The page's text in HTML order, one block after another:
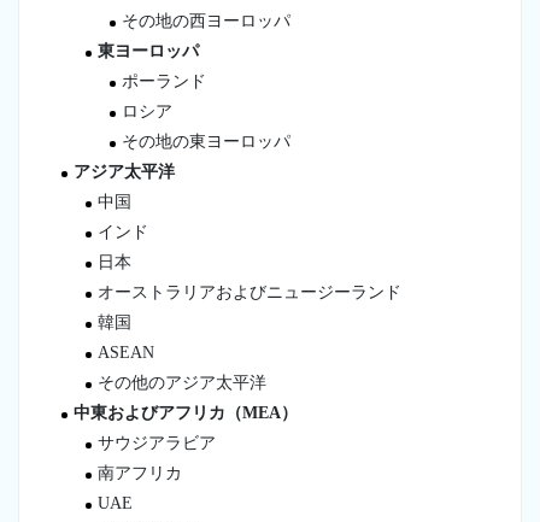
その地の西ヨーロッパ
東ヨーロッパ
ポーランド
ロシア
その地の東ヨーロッパ
アジア太平洋
中国
インド
日本
オーストラリアおよびニュージーランド
韓国
ASEAN
その他のアジア太平洋
中東およびアフリカ（MEA）
サウジアラビア
南アフリカ
UAE